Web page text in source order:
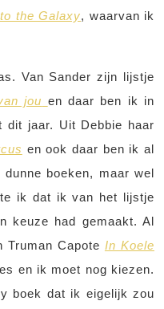
the Galaxy, waarvan ik
Van Sander zijn lijstje
jou en daar ben ik in
dit jaar. Uit Debbie haar
en ook daar ben ik al
boeken, maar wel
ik dat ik van het lijstje
keuze had gemaakt. Al
Truman Capote In Koele
en ik moet nog kiezen.
boek dat ik eigelijk zou